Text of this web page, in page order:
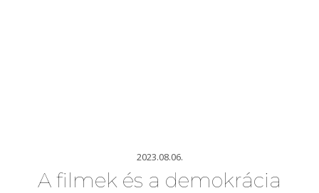
2023.08.06.
A filmek és a demokrácia